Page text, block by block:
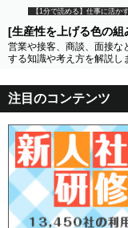
【1分で読める】仕事に活か
[生産性を上げる色の組
営業や接客、商談、面接な
する知識や考え方を解説し
注目のコンテンツ